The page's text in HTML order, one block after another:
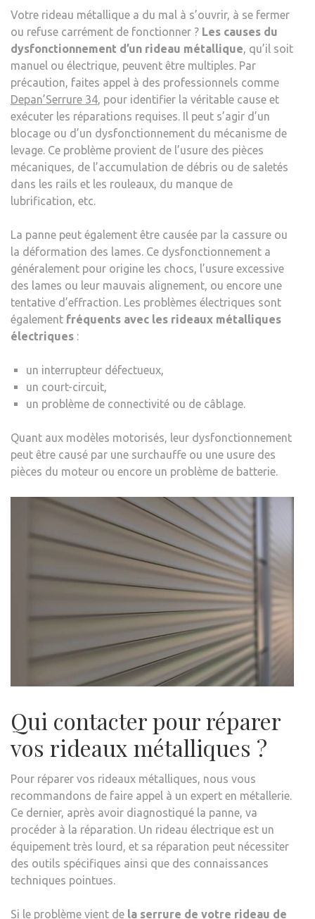
Votre rideau métallique a du mal à s’ouvrir, à se fermer
ou refuse carrément de fonctionner ? Les causes du
dysfonctionnement d’un rideau métallique, qu’il soit
manuel ou électrique, peuvent être multiples. Par
précaution, faites appel à des professionnels comme
Depan’Serrure 34, pour identifier la véritable cause et
exécuter les réparations requises. Il peut s’agir d’un
blocage ou d’un dysfonctionnement du mécanisme de
levage. Ce problème provient de l’usure des pièces
mécaniques, de l’accumulation de débris ou de saletés
dans les rails et les rouleaux, du manque de
lubrification, etc.
La panne peut également être causée par la cassure ou
la déformation des lames. Ce dysfonctionnement a
généralement pour origine les chocs, l’usure excessive
des lames ou leur mauvais alignement, ou encore une
tentative d’effraction. Les problèmes électriques sont
également fréquents avec les rideaux métalliques
électriques :
un interrupteur défectueux,
un court-circuit,
un problème de connectivité ou de câblage.
Quant aux modèles motorisés, leur dysfonctionnement
peut être causé par une surchauffe ou une usure des
pièces du moteur ou encore un problème de batterie.
Qui contacter pour réparer
vos rideaux métalliques ?
Pour réparer vos rideaux métalliques, nous vous
recommandons de faire appel à un expert en métallerie.
Ce dernier, après avoir diagnostiqué la panne, va
procéder à la réparation. Un rideau électrique est un
équipement très lourd, et sa réparation peut nécessiter
des outils spécifiques ainsi que des connaissances
techniques pointues.
Si le problème vient de la serrure de votre rideau de